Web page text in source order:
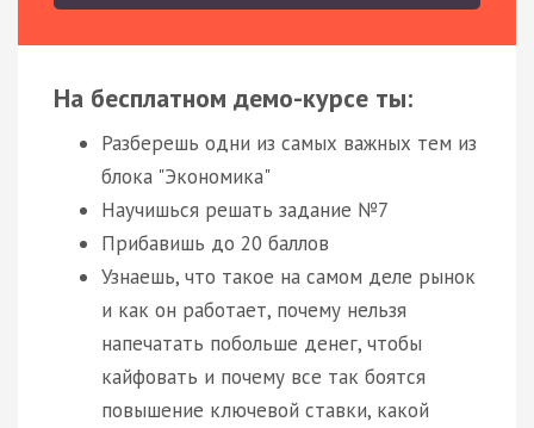
На бесплатном демо-курсе ты:
Разберешь одни из самых важных тем из
блока "Экономика"
Научишься решать задание №7
Прибавишь до 20 баллов
Узнаешь, что такое на самом деле рынок
и как он работает, почему нельзя
напечатать побольше денег, чтобы
кайфовать и почему все так боятся
повышение ключевой ставки, какой